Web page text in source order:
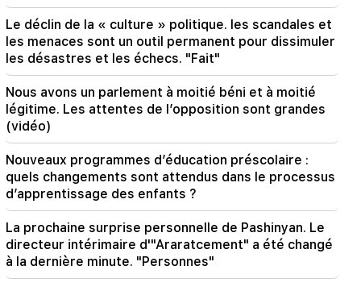
Le déclin de la « culture » politique. les scandales et
les menaces sont un outil permanent pour dissimuler
les désastres et les échecs. "Fait"
Nous avons un parlement à moitié béni et à moitié
légitime. Les attentes de l’opposition sont grandes
(vidéo)
Nouveaux programmes d’éducation préscolaire :
quels changements sont attendus dans le processus
d’apprentissage des enfants ?
La prochaine surprise personnelle de Pashinyan. Le
directeur intérimaire d'"Araratcement" a été changé
à la dernière minute. "Personnes"